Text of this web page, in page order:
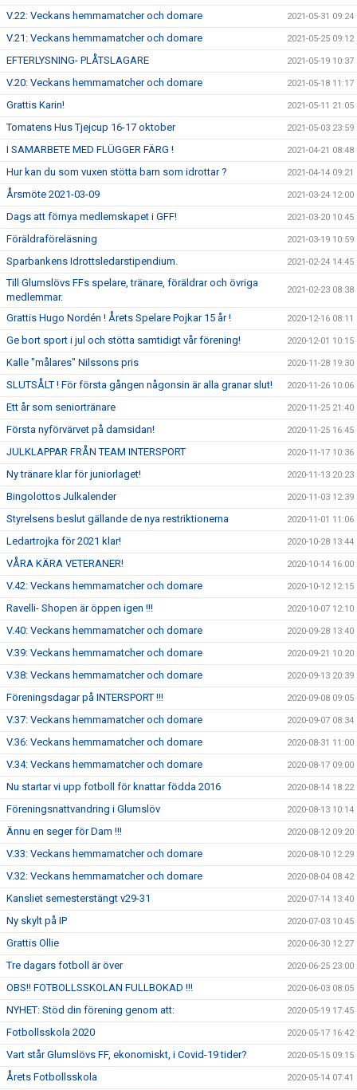
V.22: Veckans hemmamatcher och domare 2021-05-31 09:24
V.21: Veckans hemmamatcher och domare 2021-05-25 09:12
EFTERLYSNING- PLÅTSLAGARE 2021-05-19 10:37
V.20: Veckans hemmamatcher och domare 2021-05-18 11:17
Grattis Karin! 2021-05-11 21:05
Tomatens Hus Tjejcup 16-17 oktober 2021-05-03 23:59
I SAMARBETE MED FLÜGGER FÄRG ! 2021-04-21 08:48
Hur kan du som vuxen stötta barn som idrottar ? 2021-04-14 09:21
Årsmöte 2021-03-09 2021-03-24 12:00
Dags att förnya medlemskapet i GFF! 2021-03-20 10:45
Föräldraföreläsning 2021-03-19 10:59
Sparbankens Idrottsledarstipendium. 2021-02-24 14:45
Till Glumslövs FFs spelare, tränare, föräldrar och övriga
medlemmar.
2021-02-23 08:38
Grattis Hugo Nordén ! Årets Spelare Pojkar 15 år ! 2020-12-16 08:11
Ge bort sport i jul och stötta samtidigt vår förening! 2020-12-01 10:15
Kalle "målares" Nilssons pris 2020-11-28 19:30
SLUTSÅLT ! För första gången någonsin är alla granar slut! 2020-11-26 10:06
Ett år som seniortränare 2020-11-25 21:40
Första nyförvärvet på damsidan! 2020-11-25 16:45
JULKLAPPAR FRÅN TEAM INTERSPORT 2020-11-17 10:36
Ny tränare klar för juniorlaget! 2020-11-13 20:23
Bingolottos Julkalender 2020-11-03 12:39
Styrelsens beslut gällande de nya restriktionerna 2020-11-01 11:06
Ledartrojka för 2021 klar! 2020-10-28 13:44
VÅRA KÄRA VETERANER! 2020-10-14 16:00
V.42: Veckans hemmamatcher och domare 2020-10-12 12:15
Ravelli- Shopen är öppen igen !!! 2020-10-07 12:10
V.40: Veckans hemmamatcher och domare 2020-09-28 13:40
V.39: Veckans hemmamatcher och domare 2020-09-21 10:20
V.38: Veckans hemmamatcher och domare 2020-09-13 20:39
Föreningsdagar på INTERSPORT !!! 2020-09-08 09:05
V.37: Veckans hemmamatcher och domare 2020-09-07 08:34
V.36: Veckans hemmamatcher och domare 2020-08-31 11:00
V.34: Veckans hemmamatcher och domare 2020-08-17 09:00
Nu startar vi upp fotboll för knattar födda 2016 2020-08-14 18:22
Föreningsnattvandring i Glumslöv 2020-08-13 10:14
Ännu en seger för Dam !!! 2020-08-12 09:20
V.33: Veckans hemmamatcher och domare 2020-08-10 12:29
V.32: Veckans hemmamatcher och domare 2020-08-04 08:42
Kansliet semesterstängt v29-31 2020-07-14 13:40
Ny skylt på IP 2020-07-03 10:45
Grattis Ollie 2020-06-30 12:27
Tre dagars fotboll är över 2020-06-25 23:00
OBS!! FOTBOLLSSKOLAN FULLBOKAD !!! 2020-06-03 08:05
NYHET: Stöd din förening genom att: 2020-05-19 17:45
Fotbollsskola 2020 2020-05-17 16:42
Vart står Glumslövs FF, ekonomiskt, i Covid-19 tider? 2020-05-15 09:15
Årets Fotbollsskola 2020-05-14 07:41